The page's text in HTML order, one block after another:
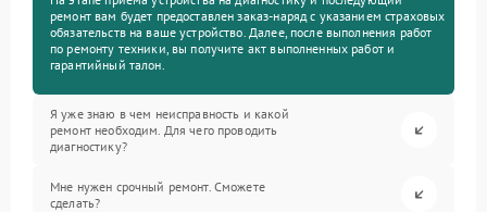
ремонт вам будет предоставлен заказ-наряд с указанием страховых
обязательств на ваше устройство. Далее, после выполнения работ
по ремонту техники, вы получите акт выполненных работ и
гарантийный талон.
Я уже знаю в чем неисправность и какой
ремонт необходим. Для чего проводить
диагностику?
Мне нужен срочный ремонт. Сможете
сделать?